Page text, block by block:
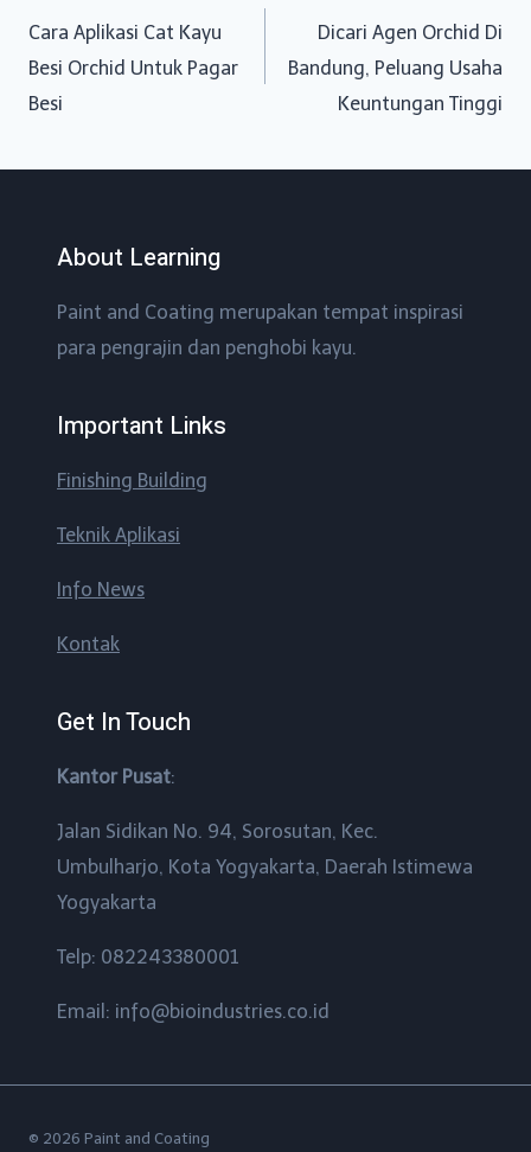
navigation
Cara Aplikasi Cat Kayu
Besi Orchid Untuk Pagar
Besi
Dicari Agen Orchid Di
Bandung, Peluang Usaha
Keuntungan Tinggi
About Learning
Paint and Coating merupakan tempat inspirasi
para pengrajin dan penghobi kayu.
Important Links
Finishing Building
Teknik Aplikasi
Info News
Kontak
Get In Touch
Kantor Pusat:
Jalan Sidikan No. 94, Sorosutan, Kec.
Umbulharjo, Kota Yogyakarta, Daerah Istimewa
Yogyakarta
Telp: 082243380001
Email: info@bioindustries.co.id
© 2026 Paint and Coating